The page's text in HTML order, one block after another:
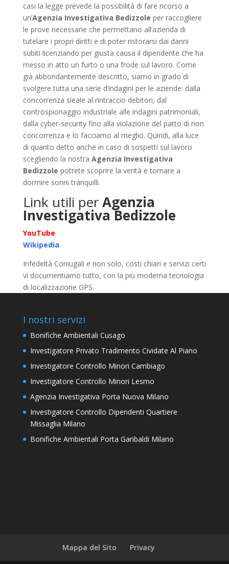
casi la legge prevede la possibilità di fare ricorso a
un’Agenzia Investigativa Bedizzole per raccogliere
le prove necessarie che permettano all’azienda di
tutelare i propri diritti e di poter ristorarsi dai danni
subiti licenziando per giusta causa il dipendente che ha
messo in atto un furto o una frode sul lavoro. Come
già abbondantemente descritto, siamo in grado di
svolgere tutta una serie d’indagini per le aziende: dalla
concorrenza sleale al rintraccio debitori, dal
controspionaggio industriale alle indagini patrimoniali,
dalla cyber-security fino alla violazione del patto di non
concorrenza e lo facciamo al meglio. Quindi, alla luce
di quanto detto anche in caso di sospetti sul lavoro
scegliendo la nostra Agenzia Investigativa
Bedizzole potrete scoprire la verità e tornare a
dormire sonni tranquilli.
Link utili perAgenzia
Investigativa Bedizzole
YouTube
Wikipedia
Infedeltà Coniugali e non solo, costi chiari e servizi certi
vi documentiamo tutto, con la più moderna tecnologia
di localizzazione GPS.
I nostri servizi
Bonifiche Ambientali Cusago
Investigatore Privato Tradimento Cividate Al Piano
Investigatore Controllo Minori Cambiago
Investigatore Controllo Minori Lesmo
Agenzia Investigativa Porta Nuova Milano
Investigatore Controllo Dipendenti Quartiere
Missaglia Milano
Bonifiche Ambientali Porta Garibaldi Milano
Mappa del Sito Privacy